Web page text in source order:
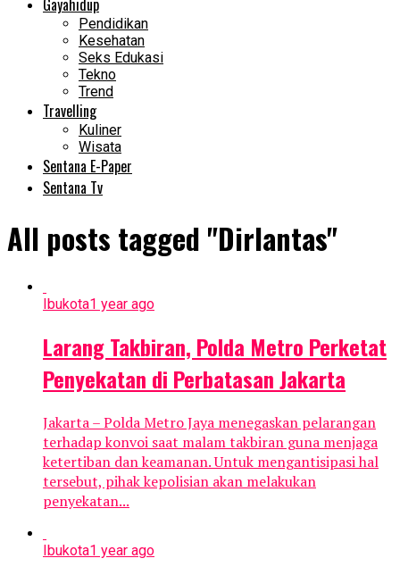
Gayahidup
Pendidikan
Kesehatan
Seks Edukasi
Tekno
Trend
Travelling
Kuliner
Wisata
Sentana E-Paper
Sentana Tv
All posts tagged "Dirlantas"
Ibukota1 year ago
Larang Takbiran, Polda Metro Perketat
Penyekatan di Perbatasan Jakarta
Jakarta – Polda Metro Jaya menegaskan pelarangan
terhadap konvoi saat malam takbiran guna menjaga
ketertiban dan keamanan. Untuk mengantisipasi hal
tersebut, pihak kepolisian akan melakukan
penyekatan...
Ibukota1 year ago